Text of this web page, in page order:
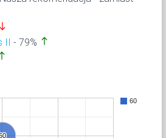
south
II - 79% north
60